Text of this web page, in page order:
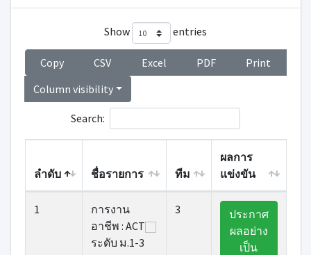
Show entries
Copy CSV Excel PDF
Print
Column visibility
Search:
ลำดับ ชื่อรายการ ทีม
ผลการ
แข่งขัน
1
การงาน
อาชีพ : ACT
ระดับ ม.1-3
3
ประกาศ
ผลอย่าง
เป็น